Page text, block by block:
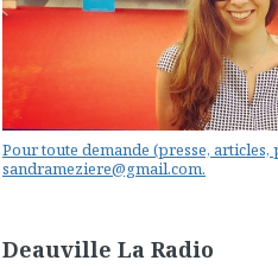
Pour toute demande (presse,
sandrameziere@gmail.com.
Deauville La Radio